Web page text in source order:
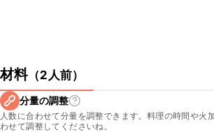
材料（2人前）
分量の調整
人数に合わせて分量を調整できます。料理の時間や火
わせて調整してくださいね。